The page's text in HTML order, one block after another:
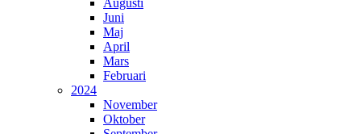
Augusti
Juni
Maj
April
Mars
Februari
2024
November
Oktober